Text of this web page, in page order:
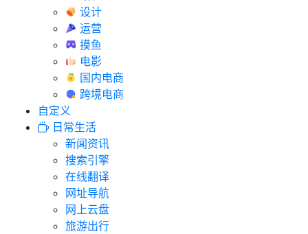
设计
运营
摸鱼
电影
国内电商
跨境电商
自定义
日常生活
新闻资讯
搜索引擎
在线翻译
网址导航
网上云盘
旅游出行